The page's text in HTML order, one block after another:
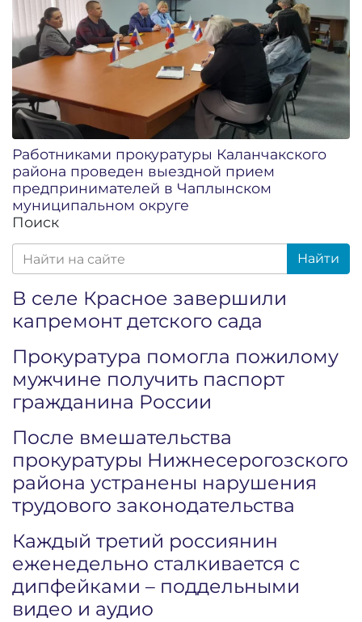
Работниками прокуратуры Каланчакского
района проведен выездной прием
предпринимателей в Чаплынском
муниципальном округе
Поиск
Найти
В селе Красное завершили
капремонт детского сада
Прокуратура помогла пожилому
мужчине получить паспорт
гражданина России
После вмешательства
прокуратуры Нижнесерогозского
района устранены нарушения
трудового законодательства
Каждый третий россиянин
еженедельно сталкивается с
дипфейками – поддельными
видео и аудио